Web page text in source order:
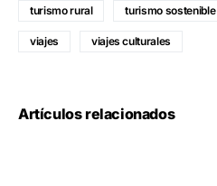
turismo rural turismo sostenible
viajes viajes culturales
Artículos relacionados